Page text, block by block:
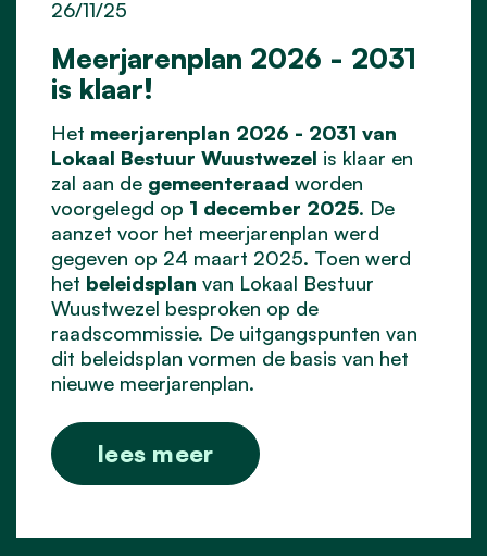
Meerjarenplan 2026 - 2031
is klaar!
26/11/25
Het meerjarenplan 2026 - 2031 van
Lokaal Bestuur Wuustwezel is klaar en
zal aan de gemeenteraad worden
voorgelegd op 1 december 2025. De
aanzet voor het meerjarenplan werd
gegeven op 24 maart 2025. Toen werd
het beleidsplan van Lokaal Bestuur
Wuustwezel besproken op de
raadscommissie. De uitgangspunten van
dit beleidsplan vormen de basis van het
nieuwe meerjarenplan.
lees meer